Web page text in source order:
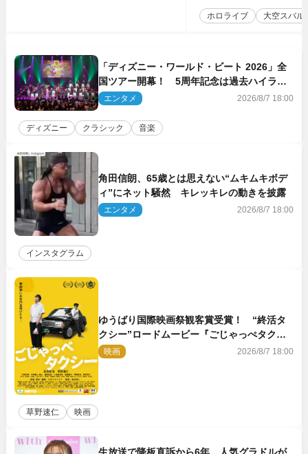
ホロライブ 大空スバル
「ディズニー・ワールド・ビート 2026」全
国ツアー開幕！ 5周年記念は過去ハイライ
ト＆クルーズ旅を大満喫！【潜入レポート】
エンタメ 2026/8/7 18:00
ディズニー クラシック 音楽
角田信朗、65歳とは思えない“ムキムキボデ
ィ”にネット騒然 キレッキレの動きを披露
エンタメ 2026/8/7 18:00
インスタグラム
ゆうばり国際映画祭観客賞受賞！ “終活タ
クシー”ロードムービー『ごじゃっぺタクシ
ー』10月公開＆予告解禁
映画 2026/8/7 18:00
草野速仁 映画